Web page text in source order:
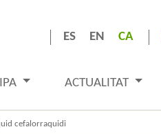
ES EN CA
ACTUALITAT
cefalorraquidi